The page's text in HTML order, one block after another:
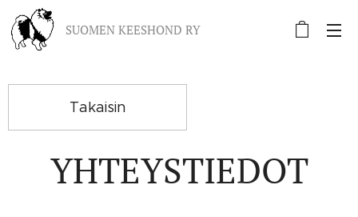
SUOMEN KEESHOND RY
Takaisin
YHTEYSTIEDOT